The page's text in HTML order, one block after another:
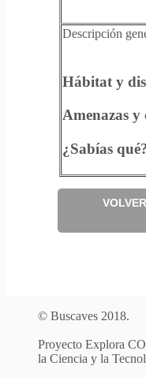
Descripción
Hábitat y
Amenazas y
¿Sabías
VOLVER
© Buscaves 2018.
Proyecto Explora
la Ciencia y la